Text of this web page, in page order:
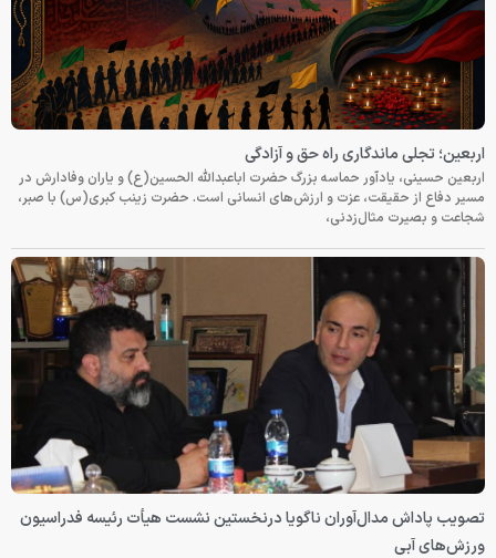
اربعین؛ تجلی ماندگاری راه حق و آزادگی
اربعین حسینی، یادآور حماسه بزرگ حضرت اباعبدالله الحسین(ع) و یاران وفادارش در
مسیر دفاع از حقیقت، عزت و ارزش‌های انسانی است. حضرت زینب کبری(س) با صبر،
شجاعت و بصیرت مثال‌زدنی،
تصویب پاداش مدال‌آوران ناگویا درنخستین نشست هیأت رئیسه فدراسیون
ورزش‌های آبی